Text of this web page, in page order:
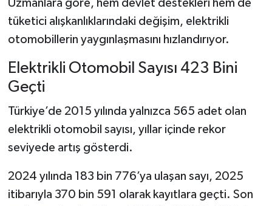
Uzmanlara göre, hem devlet destekleri hem de
tüketici alışkanlıklarındaki değişim, elektrikli
otomobillerin yaygınlaşmasını hızlandırıyor.
Elektrikli Otomobil Sayısı 423 Bini
Geçti
Türkiye’de 2015 yılında yalnızca 565 adet olan
elektrikli otomobil sayısı, yıllar içinde rekor
seviyede artış gösterdi.
2024 yılında 183 bin 776’ya ulaşan sayı, 2025
itibarıyla 370 bin 591 olarak kayıtlara geçti. Son